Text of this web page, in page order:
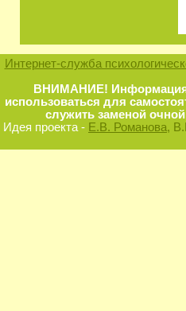
Интернет-служба
ВНИМАНИЕ! Информация,
использоваться для
служить заменой
Идея проекта - Е.В. Романова,